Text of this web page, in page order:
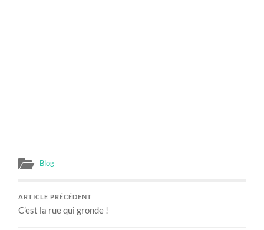
Blog
ARTICLE PRÉCÉDENT
C’est la rue qui gronde !